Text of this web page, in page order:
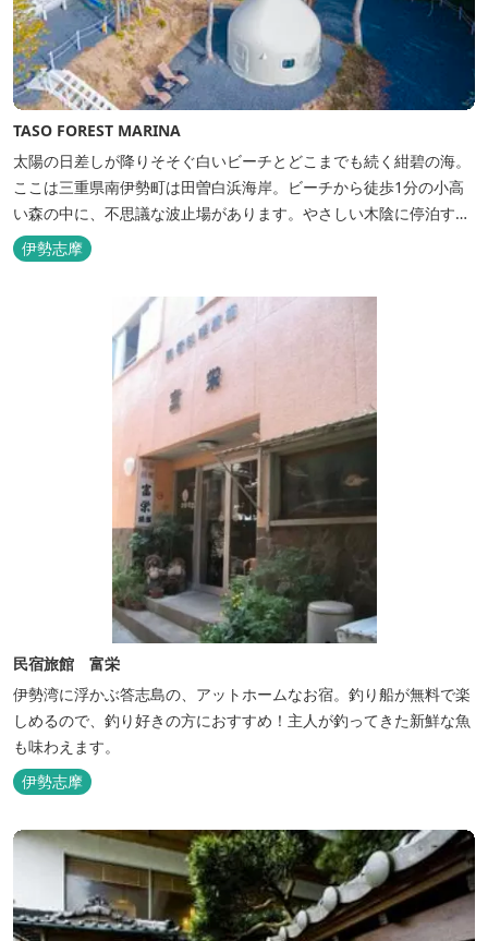
TASO FOREST MARINA
太陽の日差しが降りそそぐ白いビーチとどこまでも続く紺碧の海。
ここは三重県南伊勢町は田曽白浜海岸。ビーチから徒歩1分の小高
い森の中に、不思議な波止場があります。やさしい木陰に停泊する
のは3艇のヨット。日本初の森のマリーナです。 航海の気分高まる
インテリアは見た目からは想像できないほど広く、くつろぎの空
上に寝転んで夜空を見上げれば...
伊勢志摩
民宿旅館 富栄
伊勢湾に浮かぶ答志島の、アットホームなお宿。釣り船が無料で楽
しめるので、釣り好きの方におすすめ！主人が釣ってきた新鮮な魚
も味わえます。
伊勢志摩